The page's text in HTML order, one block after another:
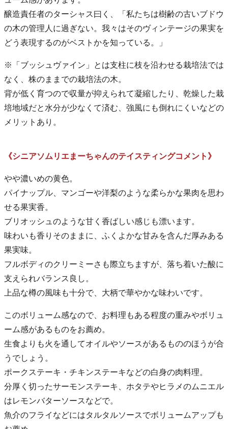
醸造責任者のターシャス曰く、「私たちは樹齢の古いブドウ
の木の管理人に過ぎない。我々はそのヴィンテージの果実を
どう表現するのがベストかを知っている。」
※「ブッシュヴァイン」とは支柱に枝を沿わせる栽培法では
なく、株のままでの栽培法の木。
背が低く育つので収量が抑えられて凝縮したり、乾燥した栽
培地域だと水分が少なくて済む、強風にも倒れにくいなどの
メリットあり。
《シニアソムリエまーちゃんのテイスティングコメント》
やや濃いめの黄色。
パイナップル、マンゴーや洋梨のような柔らかな果肉を思わ
せる果実香。
ブリオッシュのような甘く香ばしい感じも漂います。
味わいも香りそのままに、ふくよかな甘みを含んだ厚みある
果実味。
フルボディのクリーミーさも際立ちますが、落ち着いた酸に
支えられバランス良し。
上品な樽の風味も十分で、大柄で華やかな味わいです。
このボリューム感なので、お料理もある程度の重みやボリュ
ーム感があるものをお薦め。
生食よりも火を通してオイルやソースがあるもののほうが合
うでしょう。
ポークステーキ・チキンステーキなどの白身の肉料理。
分厚く切ったサーモンステーキ、ホタテやヒラメのムニエル
はレモンバターソースなどで。
魚介のフライなどにはタルタルソースでボリュームアップも